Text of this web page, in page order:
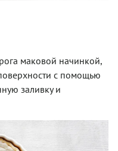
маковой начинкой,
с помощью
заливку и